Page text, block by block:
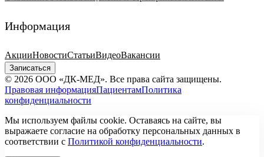
Информация
АкцииНовостиСтатьиВидеоВакансии
Записаться
© 2026 ООО «ДК-МЕД». Все права сайта защищены.
Правовая информацияПациентамПолитика
конфиденциальности
Мы используем файлы cookie. Оставаясь на сайте, вы
выражаете согласие на обработку персональных данных в
соответствии с Политикой конфиденциальности.